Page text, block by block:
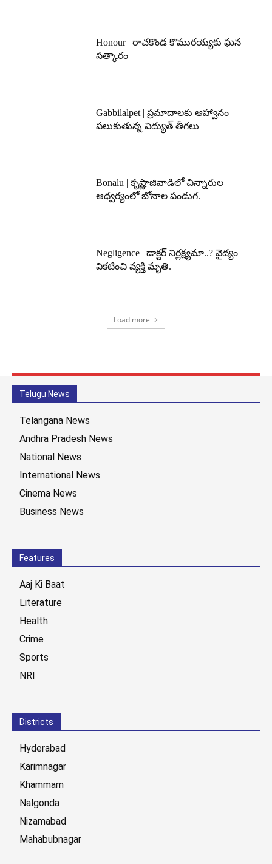
Honour | రాచకొండ కొమురయ్యకు ఘన
సత్కారం
Gabbilalpet | ప్రమాదాలకు ఆహ్వానం
పలుకుతున్న విద్యుత్ తీగలు
Bonalu | కృష్ణాజివాడిలో చిన్నారుల
ఆధ్వర్యంలో బోనాల పండుగ.
Negligence | డాక్టర్ నిర్లక్ష్యమా..? వైద్యం
వికటించి వ్యక్తి మృతి.
Load more
Telugu News
Telangana News
Andhra Pradesh News
National News
International News
Cinema News
Business News
Features
Aaj Ki Baat
Literature
Health
Crime
Sports
NRI
Districts
Hyderabad
Karimnagar
Khammam
Nalgonda
Nizamabad
Mahabubnagar